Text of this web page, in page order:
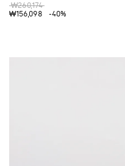
₩260,174
₩156,098
-40%